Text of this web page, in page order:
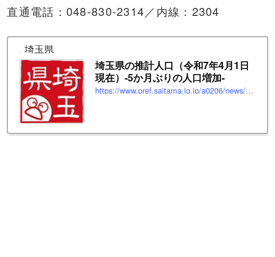
直通電話：048-830-2314／内線：2304
埼玉県
埼玉県の推計人口（令和7年4月1日
現在）-5か月ぶりの人口増加-
https://www.pref.saitama.lg.jp/a0206/news/page/news2025043003.html